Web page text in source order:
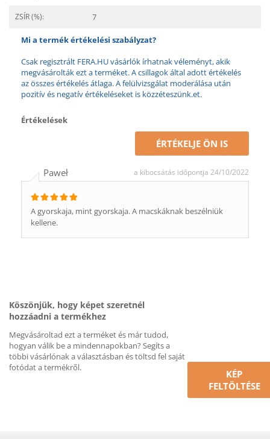
ZSÍR (%): 7
Mi a termék értékelési szabályzat?
Csak regisztrált FERA.HU vásárlók írhatnak véleményt, akik
megvásárolták ezt a terméket. A csillagok által adott értékelés
az összes értékelés átlaga. A felülvizsgálat moderálása után
pozitív és negatív értékeléseket is közzéteszünk.et.
Értékelések
ÉRTÉKELJE ÖN IS
Paweł a kibocsátás időpontja 24/10/2022
A gyorskaja, mint gyorskaja. A macskáknak beszélniük
kellene.
Köszönjük, hogy képet szeretnél
hozzáadni a termékhez
Megvásároltad ezt a terméket és már tudod,
hogyan válik be a mindennapokban? Segíts a
többi vásárlónak a választásban és töltsd fel saját
fotódat a termékről.
KÉP
FELTÖLTÉSE